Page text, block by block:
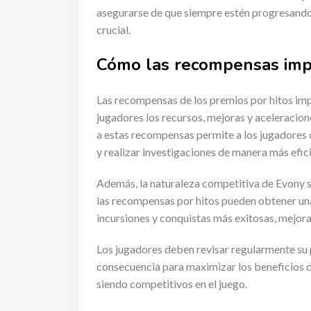
asegurarse de que siempre estén
crucial.
Cómo las recompensas
Las recompensas de los premios por hitos
jugadores los recursos, mejoras y
a estas recompensas permite a los
y realizar investigaciones de manera más
Además, la naturaleza competitiva de
las recompensas por hitos pueden obtener
incursiones y conquistas más exitosas,
Los jugadores deben revisar regularmente
consecuencia para maximizar los beneficios
siendo competitivos en el juego.